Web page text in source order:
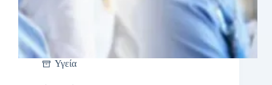
Υγεία